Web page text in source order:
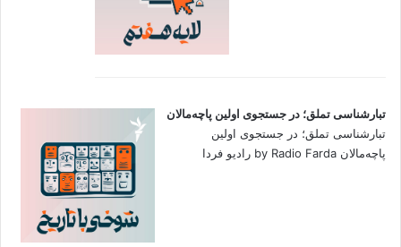
تبارشناسی تملق؛ در جستجوی اولین‌ پاچه‌مالان
تبارشناسی تملق؛ در جستجوی اولین‌
پاچه‌مالان by Radio Farda رادیو فردا